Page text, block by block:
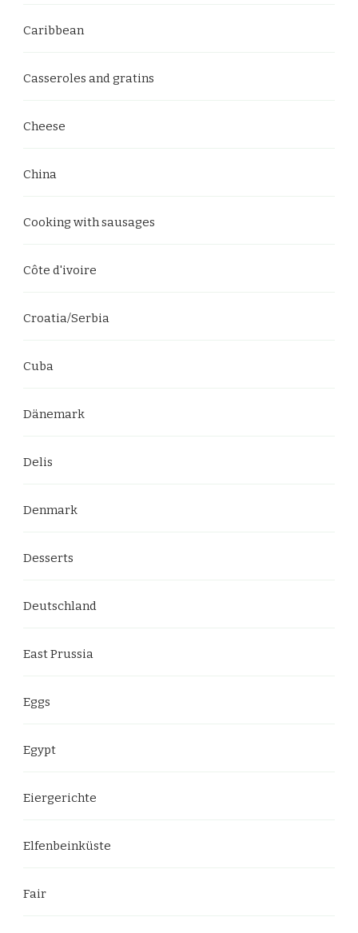
Caribbean
Casseroles and gratins
Cheese
China
Cooking with sausages
Côte d'ivoire
Croatia/Serbia
Cuba
Dänemark
Delis
Denmark
Desserts
Deutschland
East Prussia
Eggs
Egypt
Eiergerichte
Elfenbeinküste
Fair